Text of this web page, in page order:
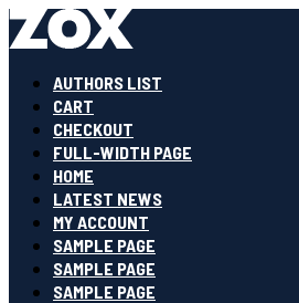
AUTHORS LIST
CART
CHECKOUT
FULL-WIDTH PAGE
HOME
LATEST NEWS
MY ACCOUNT
SAMPLE PAGE
SAMPLE PAGE
SAMPLE PAGE